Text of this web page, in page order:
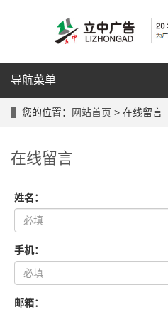
导航菜单
您的位置： 网站首页 > 在线留言
在线留言
姓名：
手机：
邮箱：